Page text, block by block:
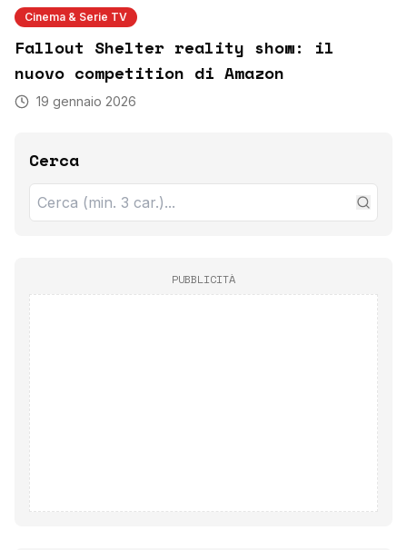
Cinema & Serie TV
Fallout Shelter reality show: il
nuovo competition di Amazon
19 gennaio 2026
Cerca
PUBBLICITÀ